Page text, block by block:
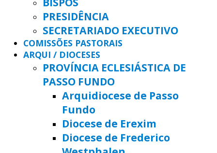
PRESIDÊNCIA
SECRETARIADO EXECUTIVO
COMISSÕES PASTORAIS
ARQUI / DIOCESES
PROVÍNCIA ECLESIÁSTICA DE
PASSO FUNDO
Arquidiocese de Passo
Fundo
Diocese de Erexim
Diocese de Frederico